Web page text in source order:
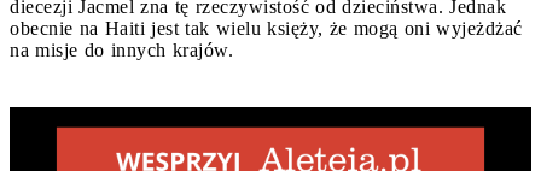
diecezji Jacmel zna tę rzeczywistość od dzieciństwa. Jednak
obecnie na Haiti jest tak wielu księży, że mogą oni wyjeżdżać
na misje do innych krajów.